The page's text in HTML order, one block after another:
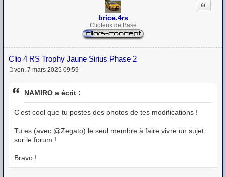
brice.4rs
Clioteux de Base
Clio 4 RS Trophy Jaune Sirius Phase 2
Citation
e
s
g
e
ven. 7 mars 2025 09:59
NAMIRO a écrit :
C'est cool que tu postes des photos de tes modifications !
Tu es (avec @Zegato) le seul membre à faire vivre un sujet
sur le forum !
Bravo !